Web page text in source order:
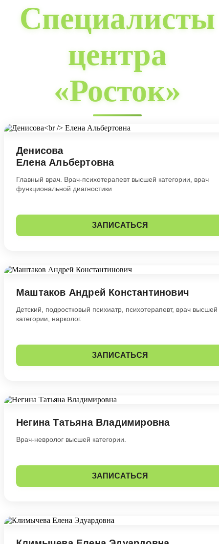
Специалисты
центра
«Росток»
Денисова
Елена Альбертовна
Главный врач. Врач-психотерапевт высшей категории, врач
функциональной диагностики
ЗАПИСАТЬСЯ
Маштаков Андрей Константинович
Детский, подростковый психиатр, психотерапевт, врач высшей
категории, нарколог.
ЗАПИСАТЬСЯ
Негина Татьяна Владимировна
Врач-невролог высшей категории.
ЗАПИСАТЬСЯ